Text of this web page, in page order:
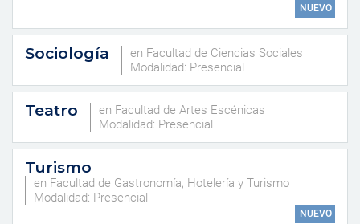
NUEVO
Sociología
en Facultad de Ciencias Sociales
Modalidad: Presencial
Teatro
en Facultad de Artes Escénicas
Modalidad: Presencial
Turismo
en Facultad de Gastronomía, Hotelería y Turismo
Modalidad: Presencial
NUEVO